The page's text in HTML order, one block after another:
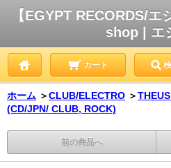
【EGYPT RECORDS/
shop | エ
カート
ホーム ＞CLUB/ELECTRO ＞
(CD/JPN/ CLUB, ROCK)
前の商品へ